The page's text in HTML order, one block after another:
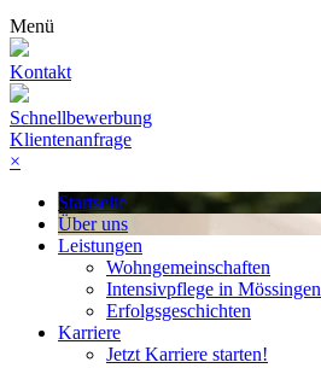
Menü
Kontakt
Schnellbewerbung
Klientenanfrage
×
Startseite
Über uns
Leistungen
Wohngemeinschaften
Intensivpflege in Mössingen
Erfolgsgeschichten
Karriere
Jetzt Karriere starten!